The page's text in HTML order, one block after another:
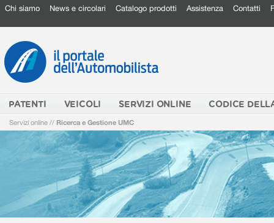
Chi siamo News e circolari Catalogo prodotti Assistenza Contatti
PATENTI VEICOLI SERVIZI ONLINE CODICE
Servizi online // Ricerca e Gestione UMC